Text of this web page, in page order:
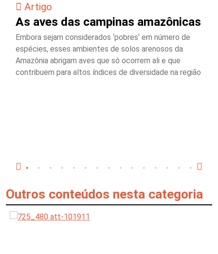
Artigo
As aves das campinas amazônicas
Embora sejam considerados ‘pobres’ em número de
espécies, esses ambientes de solos arenosos da
Amazônia abrigam aves que só ocorrem ali e que
contribuem para altos índices de diversidade na região
Outros conteúdos nesta categoria